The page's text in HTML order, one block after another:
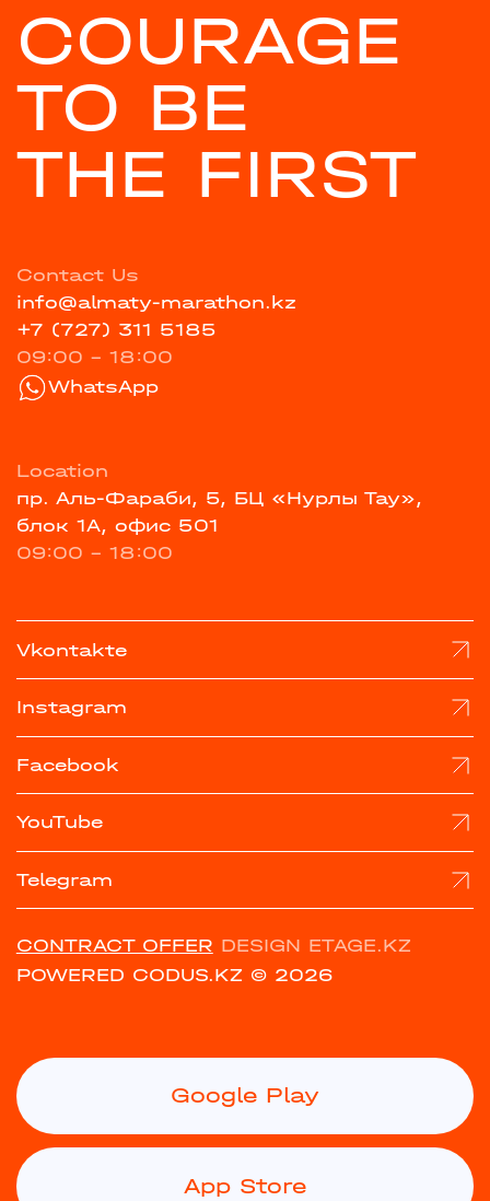
COURAGE
TO BE
THE FIRST
Contact Us
info@almaty-marathon.kz
+7 (727) 311 5185
09:00 - 18:00
WhatsApp
Location
пр. Аль-Фараби, 5, БЦ «Нурлы Тау»,
блок 1А, офис 501
09:00 - 18:00
Vkontakte
Instagram
Facebook
YouTube
Telegram
CONTRACT OFFER DESIGN ETAGE.KZ
POWERED CODUS.KZ © 2026
Google Play
App Store